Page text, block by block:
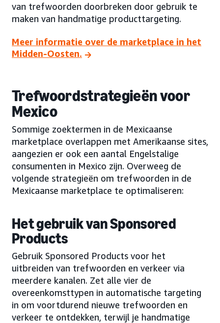
van trefwoorden doorbreken door gebruik te
maken van handmatige producttargeting.
Meer informatie over de marketplace in het
Midden-Oosten.
Trefwoordstrategieën voor
Mexico
Sommige zoektermen in de Mexicaanse
marketplace overlappen met Amerikaanse sites,
aangezien er ook een aantal Engelstalige
consumenten in Mexico zijn. Overweeg de
volgende strategieën om trefwoorden in de
Mexicaanse marketplace te optimaliseren:
Het gebruik van Sponsored
Products
Gebruik Sponsored Products voor het
uitbreiden van trefwoorden en verkeer via
meerdere kanalen. Zet alle vier de
overeenkomsttypen in automatische targeting
in om voortdurend nieuwe trefwoorden en
verkeer te ontdekken, terwijl je handmatige